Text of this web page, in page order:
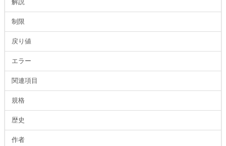
解説
制限
戻り値
エラー
関連項目
規格
歴史
作者